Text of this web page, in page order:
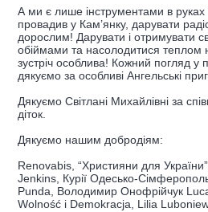
А ми є лише інструментами в руках
провадив у Кам’янку, дарувати
дорослим! Дарувати і отримувати
обіймами та насолодитися теплом
зустріч особлива! Кожний погляд у
дякуємо за особливі Ангельські
Дякуємо Світлані Михайлівні за
діток.
Дякуємо нашим добродіям:
Renovabis, “Християни для
Jenkins, Курії Одесько-
Punda, Володимир Онофрійчук
Wolność i Demokracja, Lilia